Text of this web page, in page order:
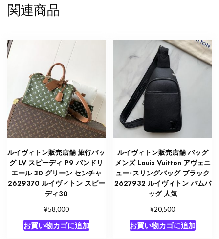
関連商品
ルイヴィトン販売店舗 旅行バッ
グ LV スピーディ P9 バンドリ
エール 30 グリーン センチャ
2629370 ルイヴィトン スピー
ディ30
¥58,000
お買い物カゴに追加
ルイヴィトン販売店舗 バッグ
メンズ Louis Vuitton アヴェニ
ュー･スリングバッグ ブラック
2627932 ルイヴィトン バムバ
ッグ 人気
¥20,500
お買い物カゴに追加